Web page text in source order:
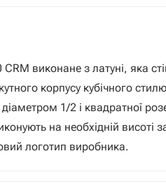
виконане з латуні, яка
корпусу кубічного
1/2 і квадратної
на необхідній висоті
логотип виробника.